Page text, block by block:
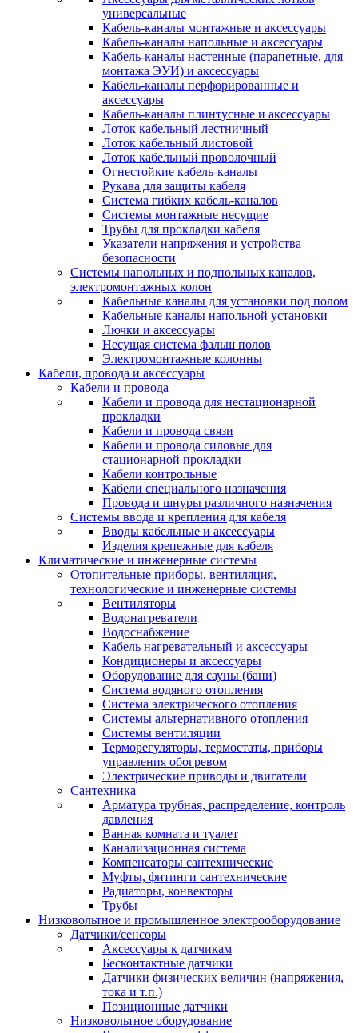
универсальные
Кабель-каналы монтажные и аксессуары
Кабель-каналы напольные и аксессуары
Кабель-каналы настенные (парапетные, для
монтажа ЭУИ) и аксессуары
Кабель-каналы перфорированные и
аксессуары
Кабель-каналы плинтусные и аксессуары
Лоток кабельный лестничный
Лоток кабельный листовой
Лоток кабельный проволочный
Огнестойкие кабель-каналы
Рукава для защиты кабеля
Система гибких кабель-каналов
Системы монтажные несущие
Трубы для прокладки кабеля
Указатели напряжения и устройства
безопасности
Системы напольных и подпольных каналов,
электромонтажных колон
Кабельные каналы для установки под полом
Кабельные каналы напольной установки
Лючки и аксессуары
Несущая система фальш полов
Электромонтажные колонны
Кабели, провода и аксессуары
Кабели и провода
Кабели и провода для нестационарной
прокладки
Кабели и провода связи
Кабели и провода силовые для
стационарной прокладки
Кабели контрольные
Кабели специального назначения
Провода и шнуры различного назначения
Системы ввода и крепления для кабеля
Вводы кабельные и аксессуары
Изделия крепежные для кабеля
Климатические и инженерные системы
Отопительные приборы, вентиляция,
технологические и инженерные системы
Вентиляторы
Водонагреватели
Водоснабжение
Кабель нагревательный и аксессуары
Кондиционеры и аксессуары
Оборудование для сауны (бани)
Система водяного отопления
Система электрического отопления
Системы альтернативного отопления
Системы вентиляции
Терморегуляторы, термостаты, приборы
управления обогревом
Электрические приводы и двигатели
Сантехника
Арматура трубная, распределение, контроль
давления
Ванная комната и туалет
Канализационная система
Компенсаторы сантехнические
Муфты, фитинги сантехнические
Радиаторы, конвекторы
Трубы
Низковольтное и промышленное электрооборудование
Датчики/сенсоры
Аксессуары к датчикам
Бесконтактные датчики
Датчики физических величин (напряжения,
тока и т.п.)
Позиционные датчики
Низковольтное оборудование